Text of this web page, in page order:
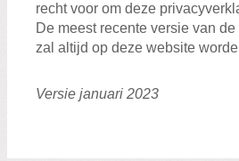
recht voor om deze
De meest recente versie van
zal altijd op deze website
Versie januari 2023